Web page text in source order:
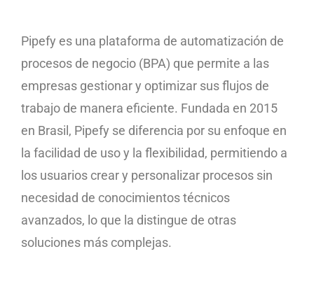
Pipefy es una plataforma de automatización de
procesos de negocio (BPA) que permite a las
empresas gestionar y optimizar sus flujos de
trabajo de manera eficiente. Fundada en 2015
en Brasil, Pipefy se diferencia por su enfoque en
la facilidad de uso y la flexibilidad, permitiendo a
los usuarios crear y personalizar procesos sin
necesidad de conocimientos técnicos
avanzados, lo que la distingue de otras
soluciones más complejas.